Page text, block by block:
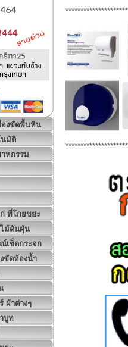
องขัดพื้นหิน
นมัติ
หกรรม
ที่โกยขยะ
ม้ดันฝุ่น
เช็ดกระจก
ขัดห้องน้ำ
ผ้าต่างๆ
บูท